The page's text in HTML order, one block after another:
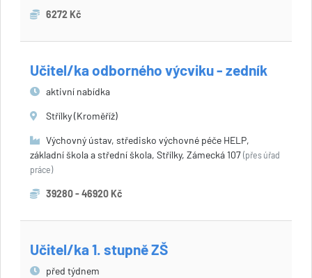
6272 Kč
Učitel/ka odborného výcviku - zedník
aktivní nabídka
Střílky (Kroměříž)
Výchovný ústav, středisko výchovné péče HELP,
základní škola a střední škola, Střílky, Zámecká 107 (přes úřad
práce)
39280 - 46920 Kč
Učitel/ka 1. stupně ZŠ
před týdnem